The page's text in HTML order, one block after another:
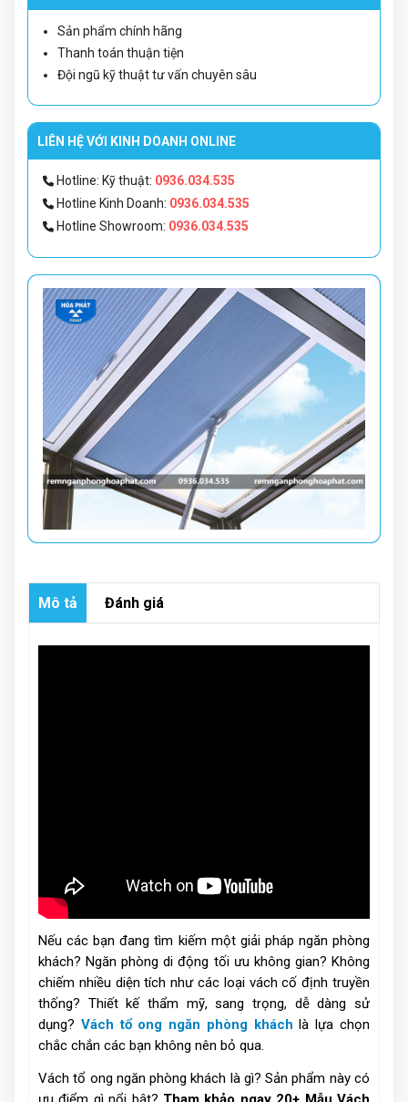
Sản phẩm chính hãng
Thanh toán thuận tiện
Đội ngũ kỹ thuật tư vấn chuyên sâu
LIÊN HỆ VỚI KINH DOANH ONLINE
Hotline: Kỹ thuật: 0936.034.535
Hotline Kinh Doanh: 0936.034.535
Hotline Showroom: 0936.034.535
Mô tả Đánh giá
Nếu các bạn đang tìm kiếm một giải pháp ngăn phòng
khách? Ngăn phòng di động tối ưu không gian? Không
chiếm nhiều diện tích như các loại vách cố định truyền
thống? Thiết kế thẩm mỹ, sang trọng, dễ dàng sử
dụng? Vách tổ ong ngăn phòng khách là lựa chọn
chắc chắn các bạn không nên bỏ qua.
Vách tổ ong ngăn phòng khách là gì? Sản phẩm này có